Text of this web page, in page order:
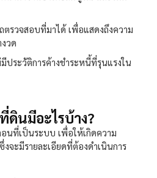
ตรวจสอบที่มาได้ เพื่อแสดงถึงความ
วด
ประวัติการค้างชำระหนี้ที่รุนแรงใน
ดินมีอะไรบ้าง?
นที่เป็นระบบ เพื่อให้เกิดความ
จะมีรายละเอียดที่ต้องดำเนินการ